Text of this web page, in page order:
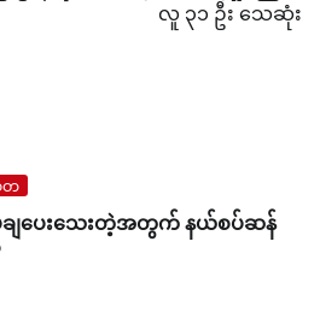
လူ ၃၁ ဦး သေဆုံး
တ
ျပေးသေးတဲ့အတွက် နယ်စပ်ဆန်